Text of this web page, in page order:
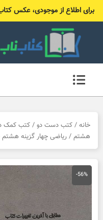
برای اطلاع از موجودی، عکس کتاب رو به ۰۹۱۹۹۸۱۴۷۹۶ (بله
خانه / کتب دست دو / کتب کمک
هشتم / ریاضی چهار گزینه
-56%